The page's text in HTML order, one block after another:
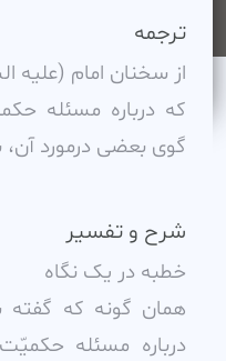
ترجمه
از سخنان امام (عليه
که درباره مسئله
گوى بعضى درمورد آن،
شرح و تفسیر
خطبه در يک نگاه
همان گونه که
درباره مسئله